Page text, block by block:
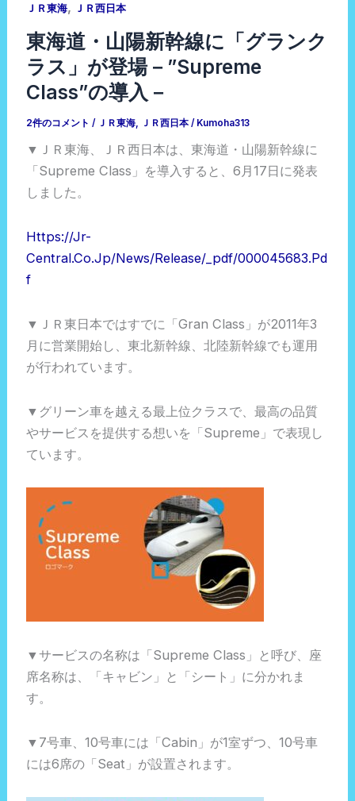
ＪＲ東海, ＪＲ西日本
東海道・山陽新幹線に「グランク
ラス」が登場－”Supreme
Class”の導入－
2件のコメント / ＪＲ東海 ＪＲ西日本 / Kumoha313
▼ＪＲ東海、ＪＲ西日本は、東海道・山陽新幹線に
「Supreme Class」を導入すると、6月17日に発表
しました。
Https://jr-
Central.co.jp/news/release/_pdf/000045683.pd
F
▼ＪＲ東日本ではすでに「Gran Class」が2011年3
月に営業開始し、東北新幹線、北陸新幹線でも運用
が行われています。
▼グリーン車を越える最上位クラスで、最高の品質
やサービスを提供する想いを「Supreme」で表現し
ています。
▼サービスの名称は「Supreme Class」と呼び、座
席名称は、「キャビン」と「シート」に分かれま
す。
▼7号車、10号車には「Cabin」が1室ずつ、10号車
には6席の「Seat」が設置されます。